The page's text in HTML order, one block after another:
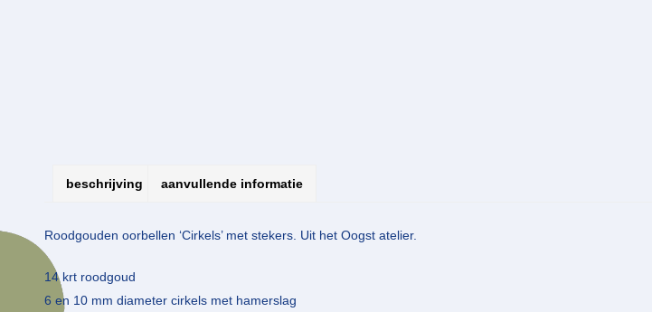
beschrijving aanvullende informatie
Roodgouden oorbellen ‘Cirkels’ met stekers. Uit het Oogst atelier.
14 krt roodgoud
6 en 10 mm diameter cirkels met hamerslag